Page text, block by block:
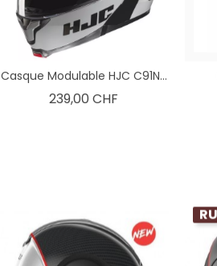
Casque Modulable HJC C91N...
239,00 CHF